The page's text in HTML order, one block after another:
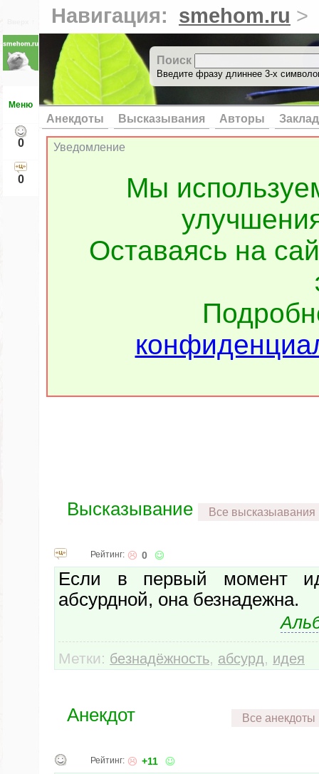
Меню
0
0
Навигация: smehom.ru >
Поиск
Введите фразу длиннее 3-х
Анекдоты Высказывания Авторы
Уведомление
Мы
Оставаясь на
Высказывание Все высказыавания
Рейтинг: 0
Если в первый момент
абсурдной, она безнадежна.
Метки: безнадёжность, абсурд, идея
Анекдот Все анекдоты
Рейтинг: +11